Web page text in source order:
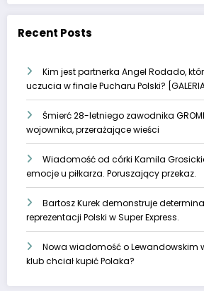
Recent Posts
Kim jest partnerka Angel Rodado,
uczucia w finale Pucharu Polski?
Śmierć 28-letniego zawodnika
wojownika, przerażające wieści
Wiadomość od córki Kamila
emocje u piłkarza. Poruszający przekaz.
Bartosz Kurek demonstruje
reprezentacji Polski w Super Express.
Nowa wiadomość o Lewandowskim
klub chciał kupić Polaka?